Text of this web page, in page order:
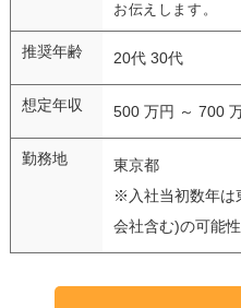
お伝えします。
推奨年齢 20代 30代
想定年収 500 万円 ～ 700
勤務地
東京都
※入社当初数年は
会社含む)の可能